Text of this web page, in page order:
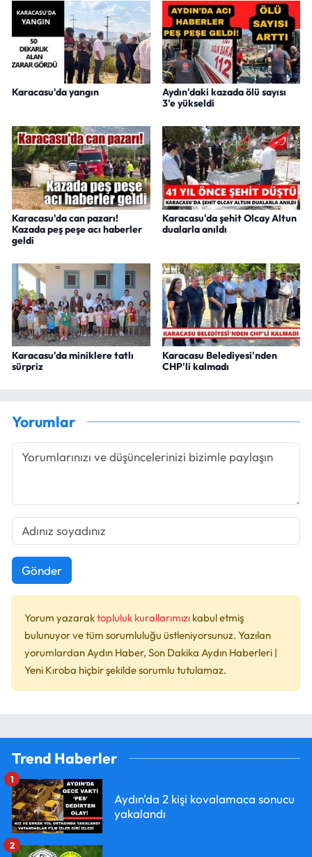
Karacasu'da yangın
Aydın'daki kazada ölü sayısı
3'e yükseldi
Karacasu'da can pazarı!
Kazada peş peşe acı haberler
geldi
Karacasu'da şehit Olcay Altun
dualarla anıldı
Karacasu'da miniklere tatlı
sürpriz
Karacasu Belediyesi'nden
CHP'li kalmadı
Yorumlar
Gönder
Yorum yazaraktopluluk kurallarımızı kabul etmiş
bulunuyor ve tüm sorumluluğu üstleniyorsunuz. Yazılan
yorumlardan Aydın Haber, Son Dakika Aydın Haberleri |
Yeni Kıroba hiçbir şekilde sorumlu tutulamaz.
Trend Haberler
Aydın'da 2 kişi kovalamaca sonucu
yakalandı
1
2